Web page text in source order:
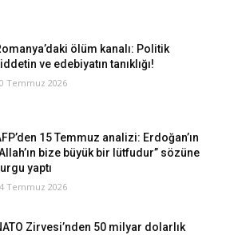
ölüm kanalı: Politik
ve edebiyatın tanıklığı!
Temmuz 2026
15 Temmuz analizi: Erdoğan’ın
bize büyük bir lütfudur” sözüne
yaptı
Temmuz 2026
Zirvesi’nden 50 milyar dolarlık